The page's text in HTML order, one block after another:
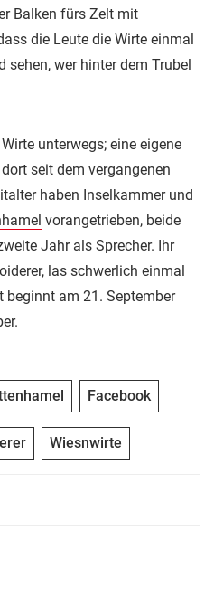
Balken fürs Zelt mit
die Leute die Wirte einmal
sehen, wer hinter dem Trubel
unterwegs; eine eigene
seit dem vergangenen
haben Inselkammer und
vorangetrieben, beide
Jahr als Sprecher. Ihr
, las schwerlich einmal
beginnt am 21. September
Facebook
Wiesnwirte